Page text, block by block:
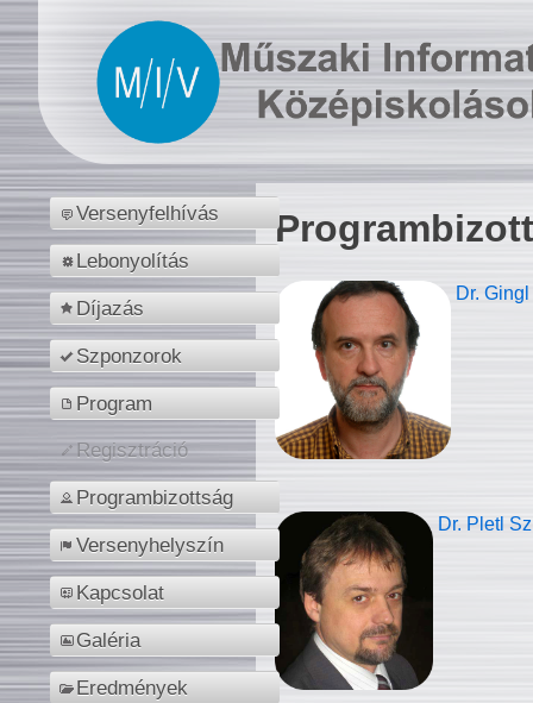
Versenyfelhívás
Lebonyolítás
Díjazás
Szponzorok
Program
Regisztráció
Programbizottság
Versenyhelyszín
Kapcsolat
Galéria
Eredmények
Dr.
Dr. Pletl